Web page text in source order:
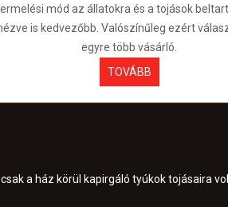
mód az állatokra és a tojások
is kedvezőbb. Valószínűleg ezért
egyre több vásárló.
TOVÁBB
a ház körül kapirgáló tyúkok tojásaira